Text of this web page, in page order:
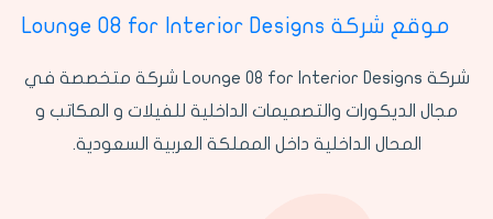
موقع شركة Lounge 08 for Interior Designs
شركة Lounge 08 for Interior Designs شركة متخصصة في
مجال الديكورات والتصميمات الداخلية للفيلات و المكاتب و
المحال الداخلية داخل المملكة العربية السعودية.